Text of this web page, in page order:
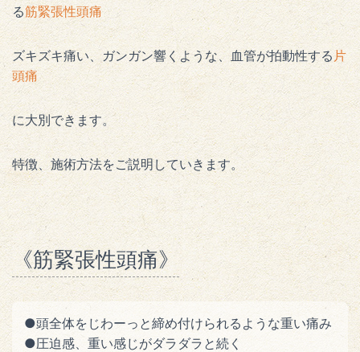
る筋緊張性頭痛
ズキズキ痛い、ガンガン響くような、血管が拍動性する片
頭痛
に大別できます。
特徴、施術方法をご説明していきます。
《筋緊張性頭痛》
●頭全体をじわーっと締め付けられるような重い痛み
●圧迫感、重い感じがダラダラと続く